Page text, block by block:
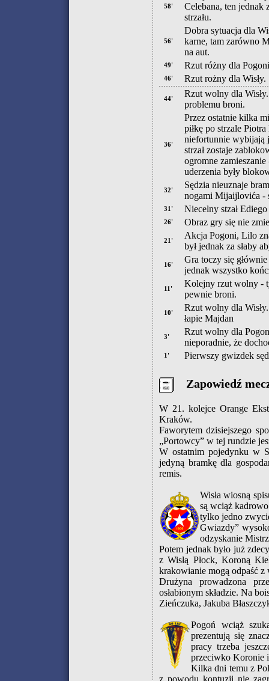
58'
Celebana, ten jednak
strzału.
56'
Dobra sytuacja dla
karne, tam zarówno
na aut.
49' Rzut różny dla
46' Rzut rożny dla
44'
Rzut wolny dla
problemu broni.
36'
Przez ostatnie kilka
piłkę po strzale
niefortunnie wybijają
strzał zostaje
ogromne
uderzenia były
32'
Sędzia nieuznaje
nogami Mijaijlovića -
31' Niecelny stzał
26' Obraz gry się nie
21'
Akcja Pogoni, Lilo
był jednak za słaby
16'
Gra toczy się
jednak wszystko
11'
Kolejny rzut wolny -
pewnie broni.
10'
Rzut wolny dla
łapie Majdan
3'
Rzut wolny dla
nieporadnie, że
1' Pierwszy gwizdek
Zapowiedź
W 21. kolejce Orange
Kraków.
Faworytem dzisiejszego
„Portowcy” w tej rundzie
W ostatnim pojedynku w
jedyną bramkę dla
remis.
Wisła wiosną
są wciąż
tylko jedno
Gwiazdy”
odzyskanie
Potem jednak było już
z Wisłą Płock, Koroną
krakowianie mogą odpaść
Drużyna prowadzona
osłabionym składzie. Na
Zieńczuka, Jakuba
Pogoń wciąż
prezentują się
pracy trzeba
przeciwko Koronie
Kilka dni temu z
z powodu kontuzji nie